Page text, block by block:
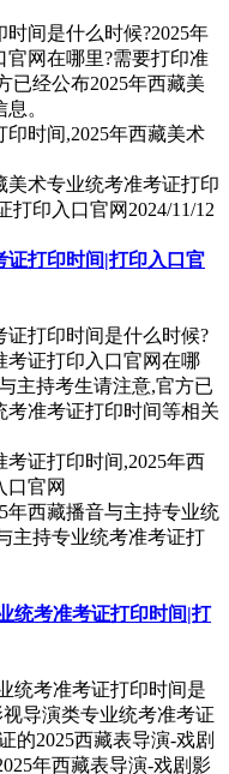
间是什么时候?2025年
网在哪里?需要打印准
已经公布2025年西藏美
。
美术专业统考准考证打印
打印入口官网 2024/11/12
证打印时间|打印入口官
证打印时间是什么时候?
考证打印入口官网在哪
主持考生请注意,官方已
考准考证打印时间等相关
年西藏播音与主持专业统
主持专业统考准考证打
统考准考证打印时间|打
统考准考证打印时间是
导演类专业统考准考证
的2025西藏表导演-戏剧
年西藏表导演-戏剧影